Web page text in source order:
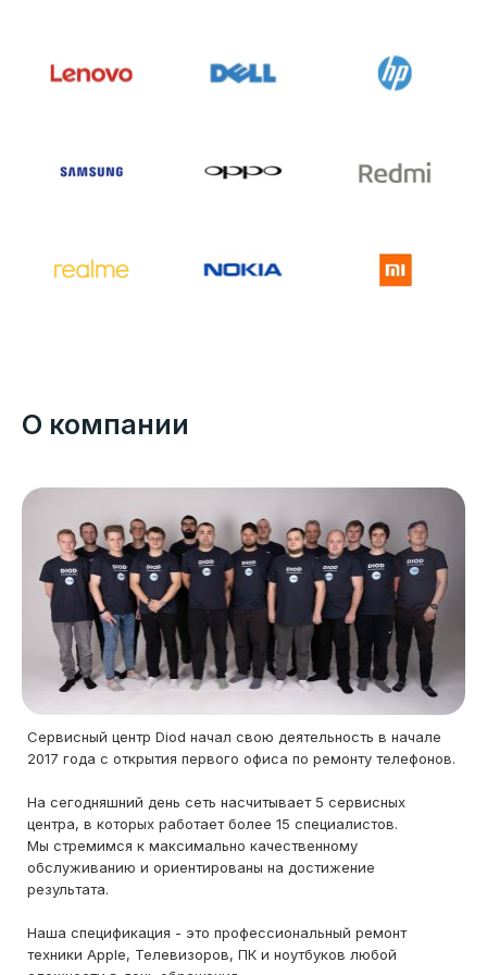
О компании
Сервисный центр Diod начал свою деятельность в начале
2017 года с открытия первого офиса по ремонту телефонов.
На сегодняшний день сеть насчитывает 5 сервисных
центра, в которых работает более 15 специалистов.
Мы стремимся к максимально качественному
обслуживанию и ориентированы на достижение
результата.
Наша спецификация - это профессиональный ремонт
техники Apple, Телевизоров, ПК и ноутбуков любой